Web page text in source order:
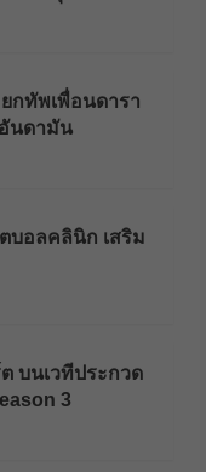
กทัพเพื่อนดารา
นดามัน
บอลคลินิก เสริม
บนเวทีประกวด
3